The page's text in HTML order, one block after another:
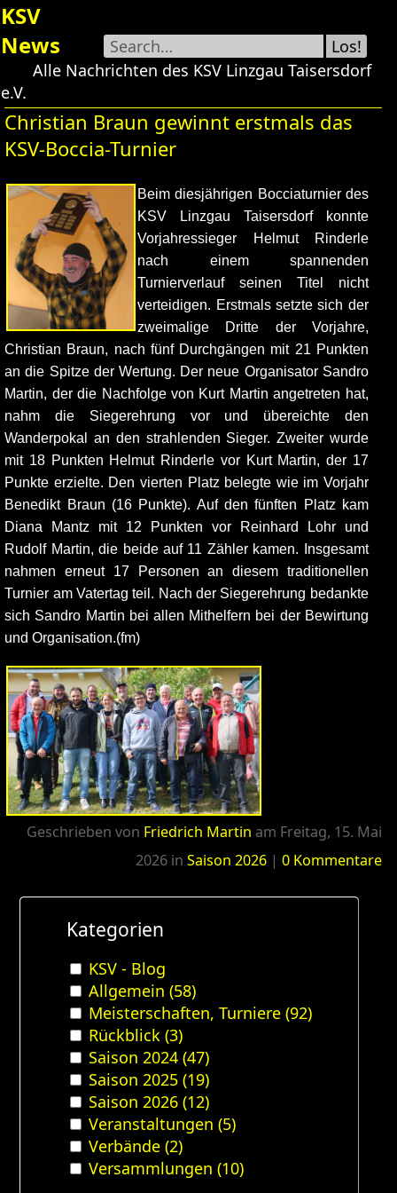
Skip
to
content
Los!
KSV
News
Alle Nachrichten des KSV Linzgau Taisersdorf
e.V.
Christian Braun gewinnt erstmals das
KSV-Boccia-Turnier
Beim diesjährigen Bocciaturnier des
KSV Linzgau Taisersdorf konnte
Vorjahressieger Helmut Rinderle
nach einem spannenden
Turnierverlauf seinen Titel nicht
verteidigen. Erstmals setzte sich der
zweimalige Dritte der Vorjahre,
Christian Braun, nach fünf Durchgängen mit 21 Punkten
an die Spitze der Wertung. Der neue Organisator Sandro
Martin, der die Nachfolge von Kurt Martin angetreten hat,
nahm die Siegerehrung vor und übereichte den
Wanderpokal an den strahlenden Sieger. Zweiter wurde
mit 18 Punkten Helmut Rinderle vor Kurt Martin, der 17
Punkte erzielte. Den vierten Platz belegte wie im Vorjahr
Benedikt Braun (16 Punkte). Auf den fünften Platz kam
Diana Mantz mit 12 Punkten vor Reinhard Lohr und
Rudolf Martin, die beide auf 11 Zähler kamen. Insgesamt
nahmen erneut 17 Personen an diesem traditionellen
Turnier am Vatertag teil. Nach der Siegerehrung bedankte
sich Sandro Martin bei allen Mithelfern bei der Bewirtung
und Organisation.(fm)
Geschrieben von Friedrich Martin am Freitag, 15. Mai
2026in Kategorien:
Saison 2026| 0 Kommentare
Kategorien
KSV - Blog
Allgemein (58)
Meisterschaften, Turniere (92)
Rückblick (3)
Saison 2024 (47)
Saison 2025 (19)
Saison 2026 (12)
Veranstaltungen (5)
Verbände (2)
Versammlungen (10)